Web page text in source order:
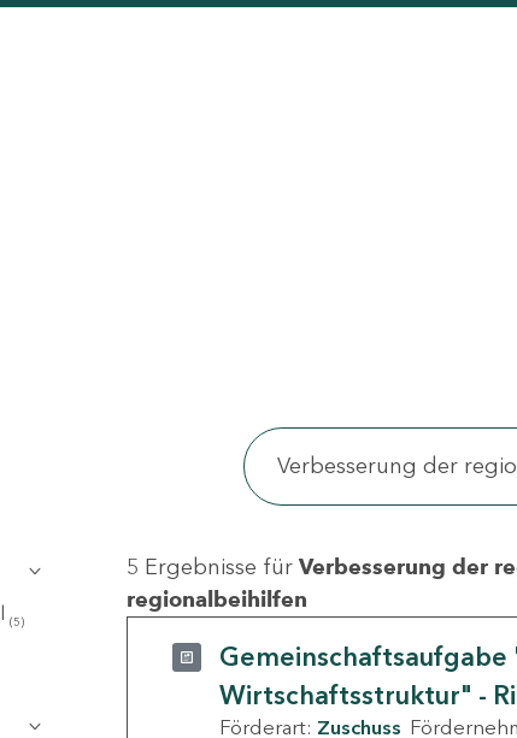
(5)
5 Ergebnisse für Verbesserung der
regionalbeihilfen
Wirtschaftsstruktur" -
Förderart: Zuschuss